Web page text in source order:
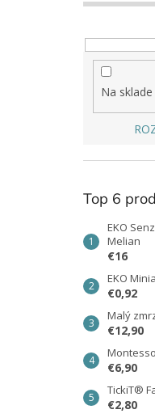
Na sklade
Top 6
EKO
Melian
€16
EKO
€0,92
Malý
€12,90
€6,90
TickiT®
€2,80